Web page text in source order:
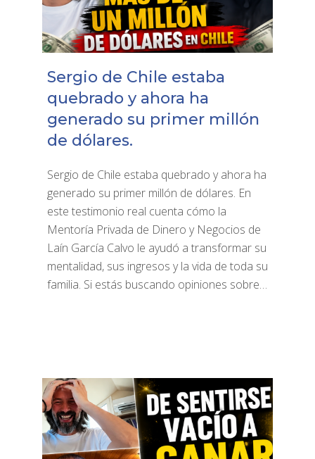
Sergio de Chile estaba
quebrado y ahora ha
generado su primer millón
de dólares.
Sergio de Chile estaba quebrado y ahora ha
generado su primer millón de dólares. En
este testimonio real cuenta cómo la
Mentoría Privada de Dinero y Negocios de
Laín García Calvo le ayudó a transformar su
mentalidad, sus ingresos y la vida de toda su
familia. Si estás buscando opiniones sobre…